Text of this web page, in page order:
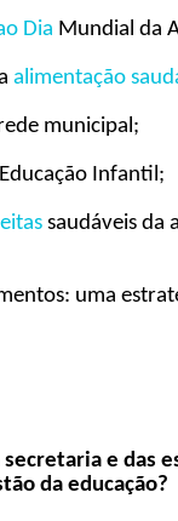
Dia Mundial da
alimentação
municipal;
Infantil;
saudáveis da
uma
e das
da educação?